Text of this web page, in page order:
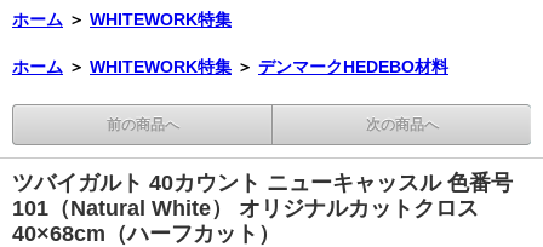
ホーム ＞ WHITEWORK特集
ホーム ＞ WHITEWORK特集 ＞ デンマークHEDEBO材料
前の商品へ 次の商品へ
ツバイガルト 40カウント ニューキャッスル 色番号
101（Natural White） オリジナルカットクロス
40×68cm（ハーフカット）